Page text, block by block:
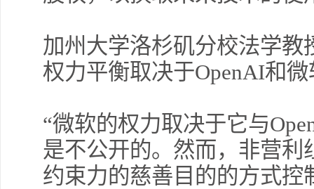
加州大学洛杉矶分校法学教
权力平衡取决于OpenAI和
“微软的权力取决于它与
是不公开的。然而，非营利
约束力的慈善目的的方式控